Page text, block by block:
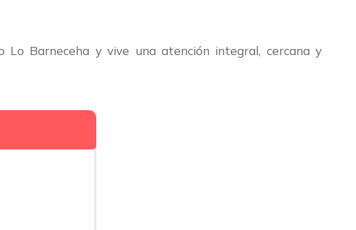
Barneceha y vive una atención integral, cercana y